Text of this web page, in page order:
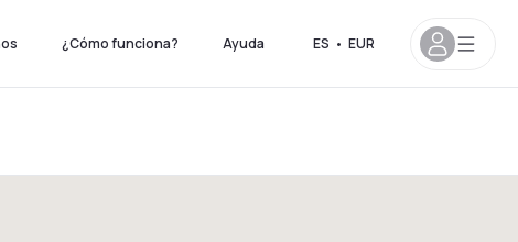
¿Cómo funciona? Ayuda ES • EUR